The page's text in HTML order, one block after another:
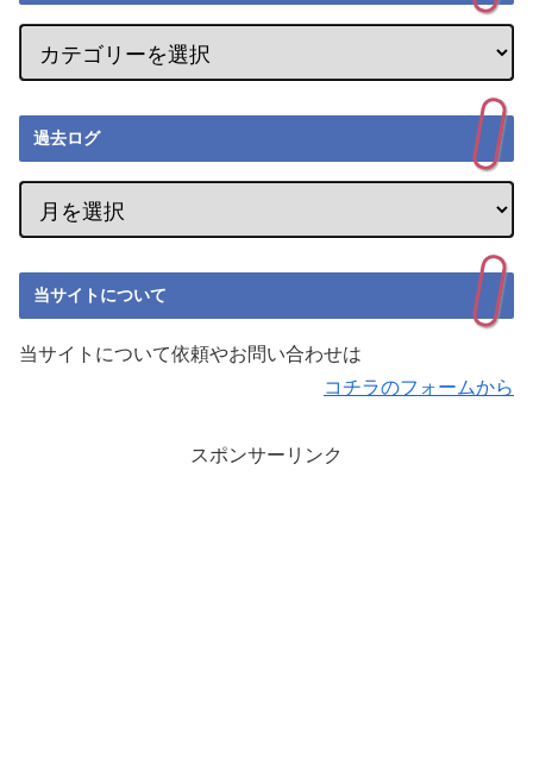
過去ログ
当サイトについて
当サイトについて依頼やお問い合わせは
コチラのフォームから
スポンサーリンク